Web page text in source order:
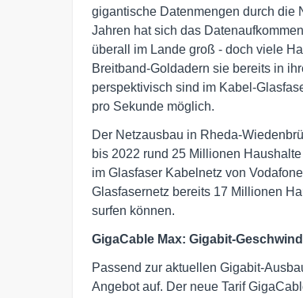
gigantische Datenmengen durch die
Jahren hat sich das
überall im Lande groß - doch viele
Breitband-Goldadern sie bereits in
perspektivisch sind im Kabel-
pro Sekunde möglich.
Der Netzausbau in Rheda-
bis 2022 rund 25 Millionen
im Glasfaser Kabelnetz von
Glasfasernetz bereits 17 Millionen
surfen können.
GigaCable Max: Gigabit-
Passend zur aktuellen Gigabit-
Angebot auf. Der neue Tarif